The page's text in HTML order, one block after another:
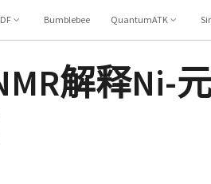
Bumblebee QuantumATK
解释Ni-